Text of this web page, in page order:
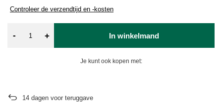
Controleer de verzendtijd en -kosten
- + In winkelmand
Je kunt ook kopen met:
14 dagen voor teruggave